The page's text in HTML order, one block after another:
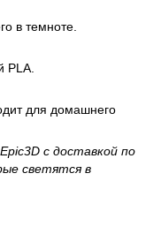
в темноте.
PLA.
для домашнего
с доставкой по
светятся в